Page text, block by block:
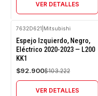
VER DETALLES
-10%
OFF
Agotado
7632D621 Mitsubishi
Espejo Izquierdo, Negro,
Eléctrico 2020-2023 — L200
KK1
$92.900$103.222
VER DETALLES